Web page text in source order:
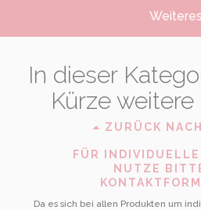
Weiteres
In dieser
Kürze
ZURÜCK
FÜR INDIVIDUELLE
NUTZE
Da es sich bei allen Produkten um